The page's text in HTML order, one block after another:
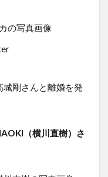
剛さんと離婚を発
（横川直樹）さ